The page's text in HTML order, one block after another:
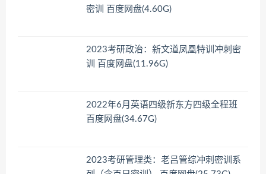
密训 百度网盘(4.60G)
2023考研政治：新文道凤凰特训冲刺密
训 百度网盘(11.96G)
2022年6月英语四级新东方四级全程班
百度网盘(34.67G)
2023考研管理类：老吕管综冲刺密训系